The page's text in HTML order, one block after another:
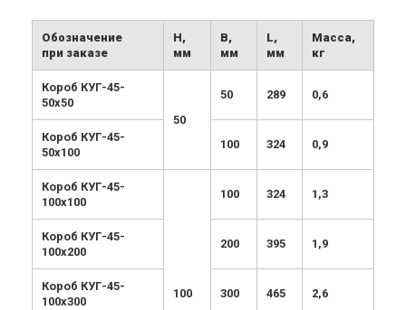
Обозначение
при заказе
H,
мм
B,
мм
L,
мм
Масса,
кг
Короб КУГ-45-
50х50
50
50 289 0,6
Короб КУГ-45-
50х100
100 324 0,9
Короб КУГ-45-
100х100
100
100 324 1,3
Короб КУГ-45-
100х200
200 395 1,9
Короб КУГ-45-
100х300
300 465 2,6